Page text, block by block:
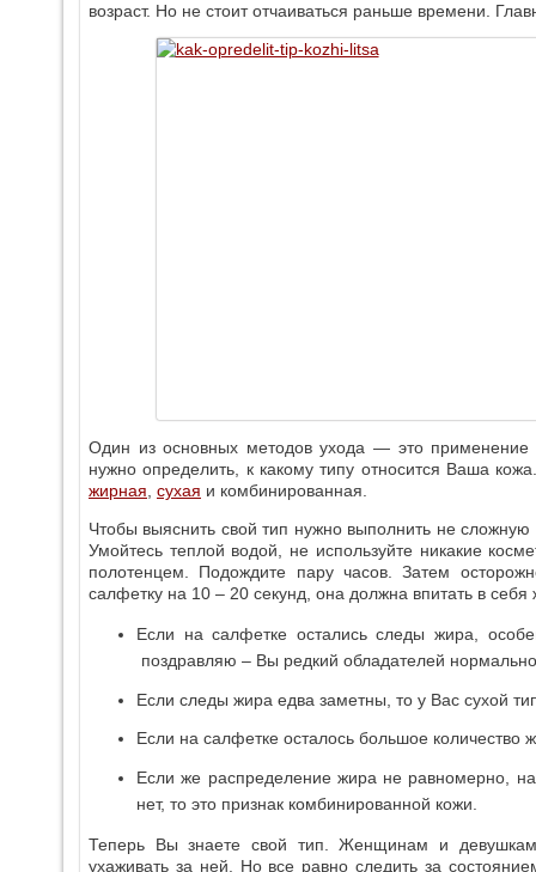
возраст. Но не стоит отчаиваться раньше времени.
Один из основных методов ухода — это применение
нужно определить, к какому типу относится Ваша
жирная сухая и комбинированная.
Чтобы выяснить свой тип нужно выполнить не
Умойтесь теплой водой, не используйте никакие
полотенцем. Подождите пару часов. Затем
салфетку на 10 – 20 секунд, она должна впитать в себя
Если на салфетке остались следы жира,
поздравляю – Вы редкий обладателей
Если следы жира едва заметны, то у Вас сухой
Если на салфетке осталось большое
Если же распределение жира не равномерно,
нет, то это признак комбинированной кожи.
Теперь Вы знаете свой тип. Женщинам и
ухаживать за ней. Но все равно следить за